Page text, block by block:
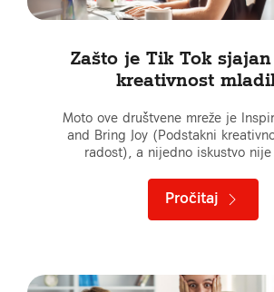
Zašto je Tik Tok
kreativnost
Moto ove društvene mreže je
and Bring Joy (Podstakni
radost), a nijedno iskustvo
Pročitaj